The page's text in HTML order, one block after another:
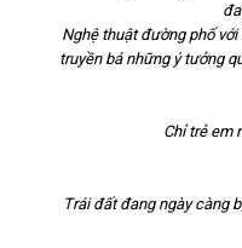
Nghệ thuật đường phố
truyền bá những ý tưởng
Chỉ trẻ em
Trái đất đang ngày càng